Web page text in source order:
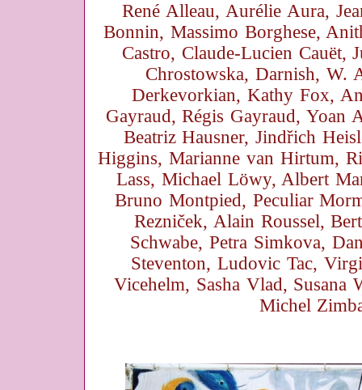
René Alleau, Aurélie Aura,
Bonnin, Massimo Borghese,
Castro, Claude-Lucien Cauët,
Chrostowska, Darnish, W.
Derkevorkian, Kathy Fox,
Gayraud, Régis Gayraud, Yoan
Beatriz Hausner, Jindřich
Higgins, Marianne van Hirtum,
Lass, Michael Löwy, Albert
Bruno Montpied, Peculiar
Rezniček, Alain Roussel,
Schwabe, Petra Simkova,
Steventon, Ludovic Tac,
Vicehelm, Sasha Vlad, Susana
Michel